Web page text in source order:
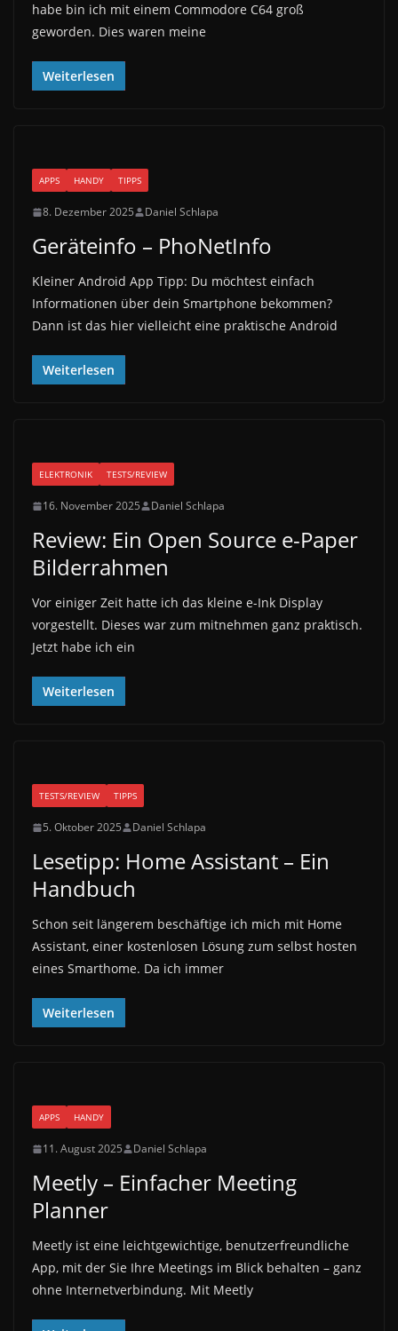
habe bin ich mit einem Commodore C64 groß
geworden. Dies waren meine
Weiterlesen
APPS HANDY TIPPS
8. Dezember 2025 Daniel Schlapa
Geräteinfo – PhoNetInfo
Kleiner Android App Tipp: Du möchtest einfach
Informationen über dein Smartphone bekommen?
Dann ist das hier vielleicht eine praktische Android
Weiterlesen
ELEKTRONIK TESTS/REVIEW
16. November 2025 Daniel Schlapa
Review: Ein Open Source e-Paper
Bilderrahmen
Vor einiger Zeit hatte ich das kleine e-Ink Display
vorgestellt. Dieses war zum mitnehmen ganz praktisch.
Jetzt habe ich ein
Weiterlesen
TESTS/REVIEW TIPPS
5. Oktober 2025 Daniel Schlapa
Lesetipp: Home Assistant – Ein
Handbuch
Schon seit längerem beschäftige ich mich mit Home
Assistant, einer kostenlosen Lösung zum selbst hosten
eines Smarthome. Da ich immer
Weiterlesen
APPS HANDY
11. August 2025 Daniel Schlapa
Meetly – Einfacher Meeting
Planner
Meetly ist eine leichtgewichtige, benutzerfreundliche
App, mit der Sie Ihre Meetings im Blick behalten – ganz
ohne Internetverbindung. Mit Meetly